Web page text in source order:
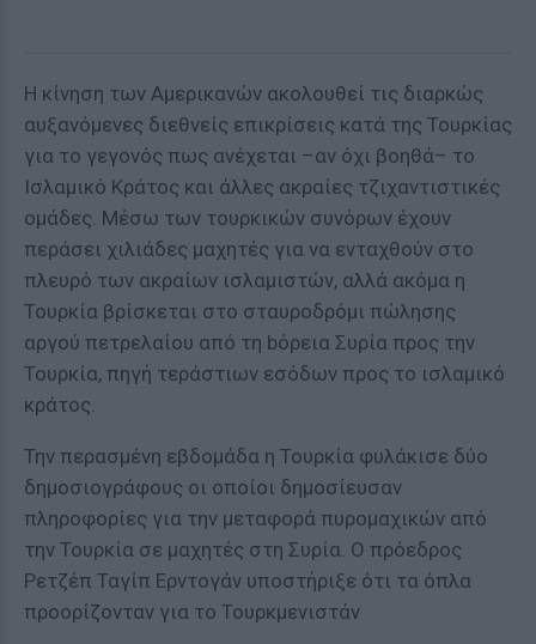
H κίνηση των Αμερικανών ακολουθεί τις διαρκώς
αυξανόμενες διεθνείς επικρίσεις κατά της Τουρκίας
για το γεγονός πως ανέχεται –αν όχι βοηθά– το
Ισλαμικό Κράτος και άλλες ακραίες τζιχαντιστικές
ομάδες. Μέσω των τουρκικών συνόρων έχουν
περάσει χιλιάδες μαχητές για να ενταχθούν στο
πλευρό των ακραίων ισλαμιστών, αλλά ακόμα η
Τουρκία βρίσκεται στο σταυροδρόμι πώλησης
αργού πετρελαίου από τη bόρεια Συρία προς την
Τουρκία, πηγή τεράστιων εσόδων προς το ισλαμικό
κράτος.
Την περασμένη εβδομάδα η Τουρκία φυλάκισε δύο
δημοσιογράφους οι οποίοι δημοσίευσαν
πληροφορίες για την μεταφορά πυρομαχικών από
την Τουρκία σε μαχητές στη Συρία. Ο πρόεδρος
Ρετζέπ Ταγίπ Ερντογάν υποστήριξε ότι τα όπλα
προορίζονταν για το Τουρκμενιστάν